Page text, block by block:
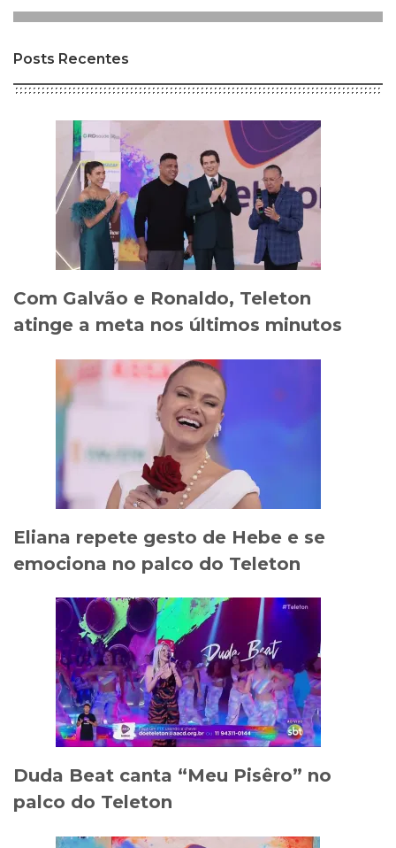
Posts Recentes
Com Galvão e Ronaldo, Teleton
atinge a meta nos últimos minutos
Eliana repete gesto de Hebe e se
emociona no palco do Teleton
Duda Beat canta “Meu Pisêro” no
palco do Teleton